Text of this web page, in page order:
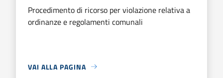
Procedimento di ricorso per violazione relativa a
ordinanze e regolamenti comunali
VAI ALLA PAGINA